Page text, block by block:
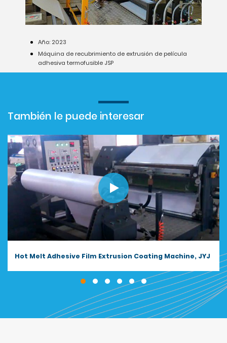
Año: 2023
Máquina de recubrimiento de extrusión de película
adhesiva termofusible JSP
También le puede interesar
Butyl Sealant Tape Extrusion Coating Machine